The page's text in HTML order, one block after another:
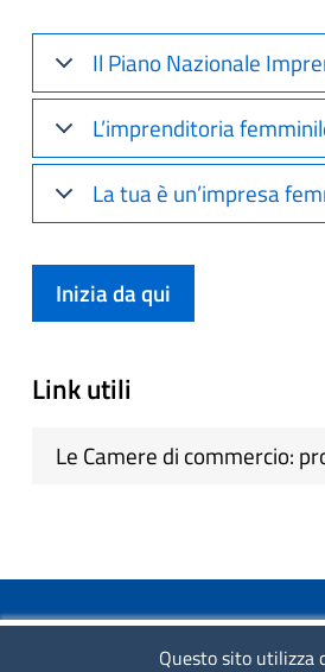
Il Piano Nazionale
L’imprenditoria
La tua è un’impresa
Inizia da qui
Link utili
Le Camere di commercio:
COLLEGAMENTI VELOCI
Questo sito utilizza